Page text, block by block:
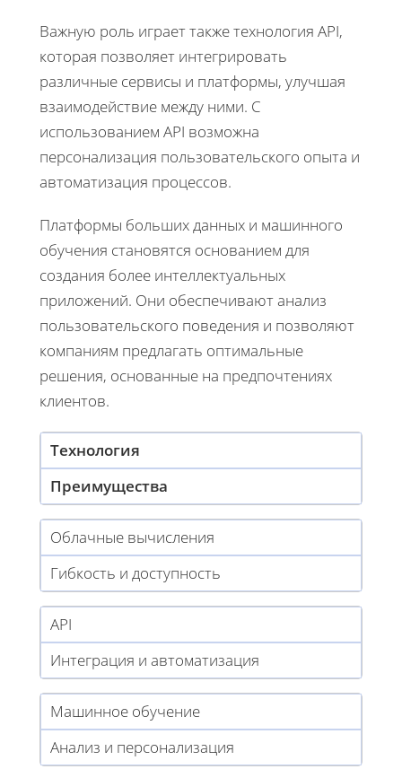
Важную роль играет также технология API,
которая позволяет интегрировать
различные сервисы и платформы, улучшая
взаимодействие между ними. С
использованием API возможна
персонализация пользовательского опыта и
автоматизация процессов.
Платформы больших данных и машинного
обучения становятся основанием для
создания более интеллектуальных
приложений. Они обеспечивают анализ
пользовательского поведения и позволяют
компаниям предлагать оптимальные
решения, основанные на предпочтениях
клиентов.
Технология
Преимущества
Облачные вычисления
Гибкость и доступность
API
Интеграция и автоматизация
Машинное обучение
Анализ и персонализация